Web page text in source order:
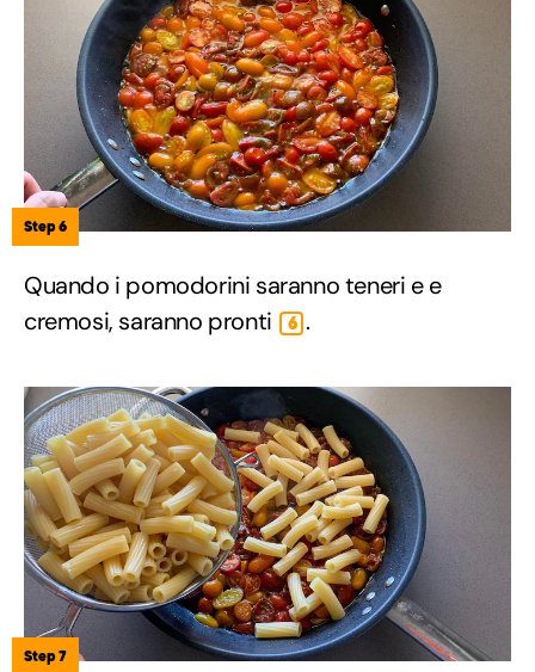
Step 6
Quando i pomodorini saranno teneri e e
cremosi, saranno pronti
6 .
Step 7